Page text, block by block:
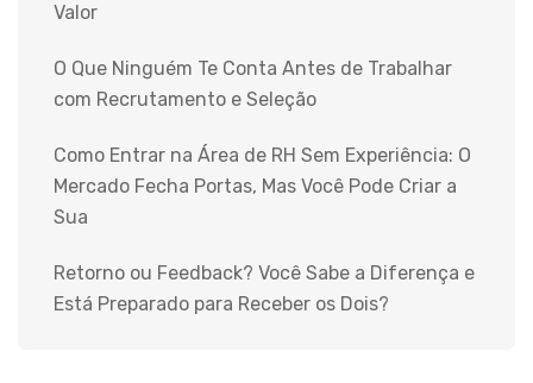
Valor
O Que Ninguém Te Conta Antes de Trabalhar
com Recrutamento e Seleção
Como Entrar na Área de RH Sem Experiência: O
Mercado Fecha Portas, Mas Você Pode Criar a
Sua
Retorno ou Feedback? Você Sabe a Diferença e
Está Preparado para Receber os Dois?